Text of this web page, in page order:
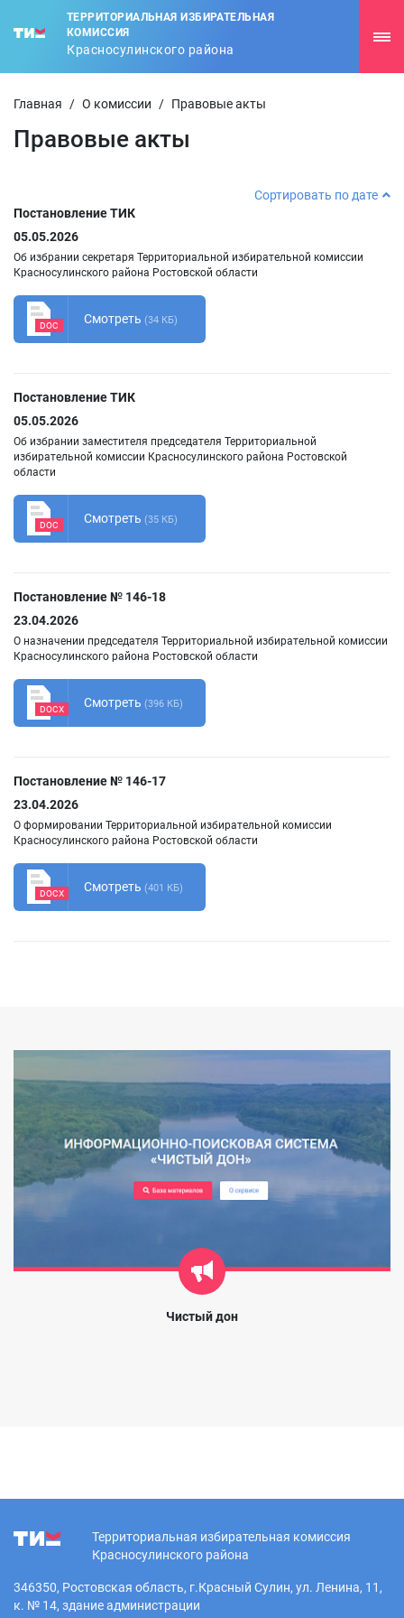
ТЕРРИТОРИАЛЬНАЯ ИЗБИРАТЕЛЬНАЯ
КОМИССИЯ
Красносулинского района
Главная / О комиссии / Правовые акты
Правовые акты
Сортировать по дате
Постановление ТИК
05.05.2026
Об избрании секретаря Территориальной избирательной комиссии
Красносулинского района Ростовской области
DOC Смотреть (34 КБ)
Постановление ТИК
05.05.2026
Об избрании заместителя председателя Территориальной
избирательной комиссии Красносулинского района Ростовской
области
DOC Смотреть (35 КБ)
Постановление № 146-18
23.04.2026
О назначении председателя Территориальной избирательной комиссии
Красносулинского района Ростовской области
DOCX Смотреть (396 КБ)
Постановление № 146-17
23.04.2026
О формировании Территориальной избирательной комиссии
Красносулинского района Ростовской области
DOCX Смотреть (401 КБ)
Чистый дон
Территориальная избирательная комиссия
Красносулинского района
346350, Ростовская область, г.Красный Сулин, ул. Ленина, 11,
к. № 14, здание администрации